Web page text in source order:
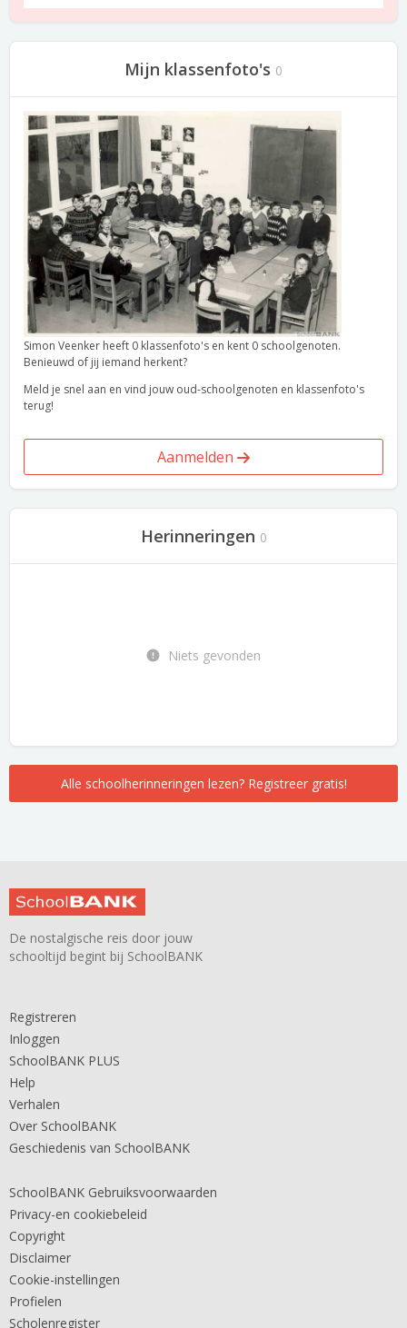
Mijn klassenfoto's 0
Simon Veenker heeft 0 klassenfoto's en kent 0 schoolgenoten.
Benieuwd of jij iemand herkent?
Meld je snel aan en vind jouw oud-schoolgenoten en klassenfoto's
terug!
Aanmelden
Herinneringen 0
Niets gevonden
Alle schoolherinneringen lezen? Registreer gratis!
De nostalgische reis door jouw
schooltijd begint bij SchoolBANK
Registreren
Inloggen
SchoolBANK PLUS
Help
Verhalen
Over SchoolBANK
Geschiedenis van SchoolBANK
SchoolBANK Gebruiksvoorwaarden
Privacy-en cookiebeleid
Copyright
Disclaimer
Cookie-instellingen
Profielen
Scholenregister